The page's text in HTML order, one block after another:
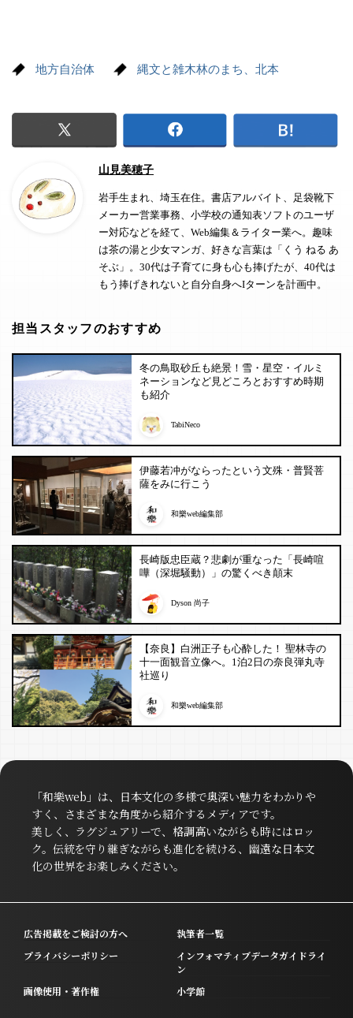
地方自治体 縄文と雑木林のまち、北本
山見美穂子
岩手生まれ、埼玉在住。書店アルバイト、足袋靴下
メーカー営業事務、小学校の通知表ソフトのユーザ
ー対応などを経て、Web編集＆ライター業へ。趣味
は茶の湯と少女マンガ、好きな言葉は「くう ねる あ
そぶ」。30代は子育てに身も心も捧げたが、40代は
もう捧げきれないと自分自身へIターンを計画中。
担当スタッフのおすすめ
冬の鳥取砂丘も絶景！雪・星空・イルミ
ネーションなど見どころとおすすめ時期
も紹介
TabiNeco
伊藤若冲がならったという文殊・普賢菩
薩をみに行こう
和樂web編集部
長崎版忠臣蔵？悲劇が重なった「長崎喧
嘩（深堀騒動）」の驚くべき顛末
Dyson 尚子
【奈良】白洲正子も心酔した！ 聖林寺の
十一面観音立像へ。1泊2日の奈良弾丸寺
社巡り
和樂web編集部
「和樂web」は、日本文化の多様で奥深い魅力をわかりや
すく、さまざまな角度から紹介するメディアです。
美しく、ラグジュアリーで、格調高いながらも時にはロッ
ク。伝統を守り継ぎながらも進化を続ける、幽遠な日本文
化の世界をお楽しみください。
広告掲載をご検討の方へ
執筆者一覧
プライバシーポリシー
インフォマティブデータガイドライ
ン
画像使用・著作権
小学館